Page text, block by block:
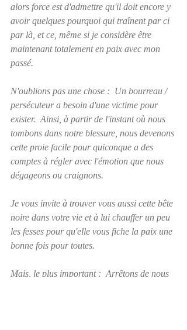
alors force est d'admettre qu'il doit encore y
avoir quelques pourquoi qui traînent par ci
par là, et ce, même si je considère être
maintenant totalement en paix avec mon
passé.
N'oublions pas une chose :  Un bourreau /
persécuteur a besoin d'une victime pour
exister.  Ainsi, à partir de l'instant où nous
tombons dans notre blessure, nous devenons
cette proie facile pour quiconque a des
comptes à régler avec l'émotion que nous
dégageons ou craignons.
Je vous invite à trouver vous aussi cette bête
noire dans votre vie et à lui chauffer un peu
les fesses pour qu'elle vous fiche la paix une
bonne fois pour toutes.
Mais, le plus important :  Arrêtons de nous